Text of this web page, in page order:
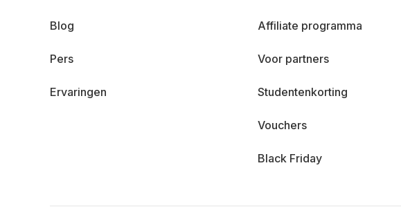
Blog
Pers
Ervaringen
Affiliate programma
Voor partners
Studentenkorting
Vouchers
Black Friday